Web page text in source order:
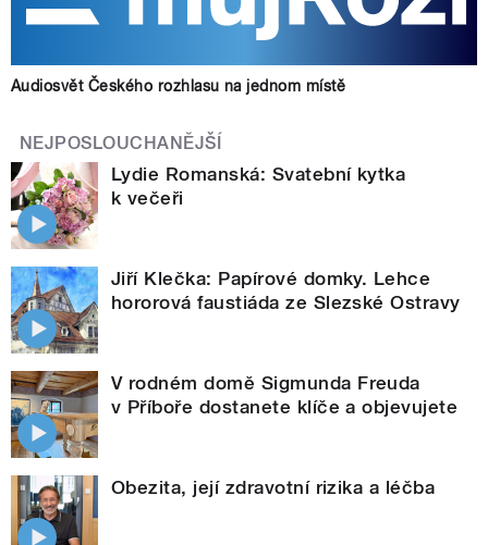
Audiosvět Českého rozhlasu na jednom místě
NEJPOSLOUCHANĚJŠÍ
Lydie Romanská: Svatební kytka
k večeři
Jiří Klečka: Papírové domky. Lehce
hororová faustiáda ze Slezské Ostravy
V rodném domě Sigmunda Freuda
v Příboře dostanete klíče a objevujete
Obezita, její zdravotní rizika a léčba